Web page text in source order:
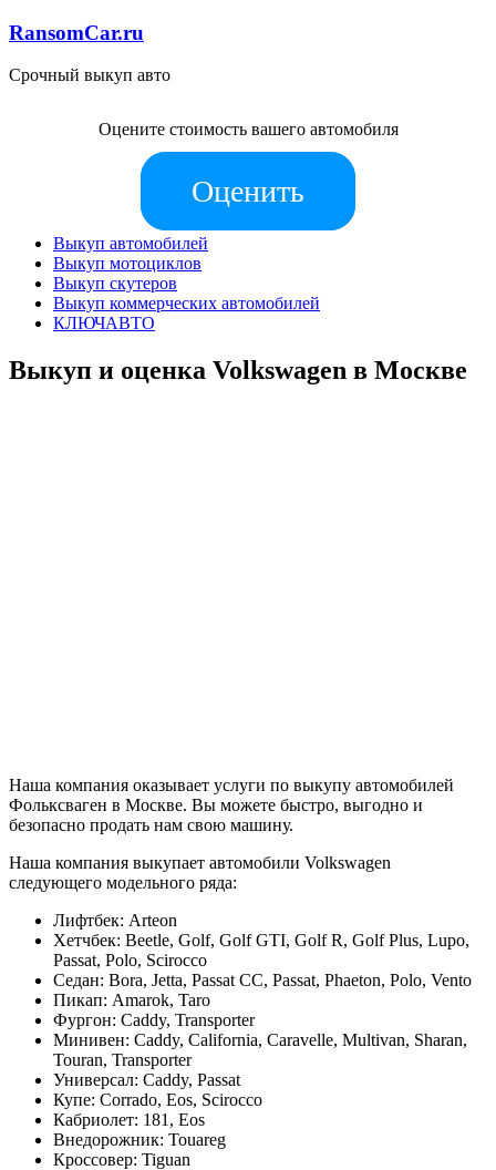
RansomCar.ru
Срочный выкуп авто
Оцените стоимость вашего автомобиля
Оценить
Выкуп автомобилей
Выкуп мотоциклов
Выкуп скутеров
Выкуп коммерческих автомобилей
КЛЮЧАВТО
Выкуп и оценка Volkswagen в Москве
Наша компания оказывает услуги по выкупу автомобилей
Фольксваген в Москве. Вы можете быстро, выгодно и
безопасно продать нам свою машину.
Наша компания выкупает автомобили Volkswagen
следующего модельного ряда:
Лифтбек: Arteon
Хетчбек: Beetle, Golf, Golf GTI, Golf R, Golf Plus, Lupo,
Passat, Polo, Scirocco
Седан: Bora, Jetta, Passat CC, Passat, Phaeton, Polo, Vento
Пикап: Amarok, Taro
Фургон: Caddy, Transporter
Минивен: Caddy, California, Caravelle, Multivan, Sharan,
Touran, Transporter
Универсал: Caddy, Passat
Купе: Corrado, Eos, Scirocco
Кабриолет: 181, Eos
Внедорожник: Touareg
Кроссовер: Tiguan